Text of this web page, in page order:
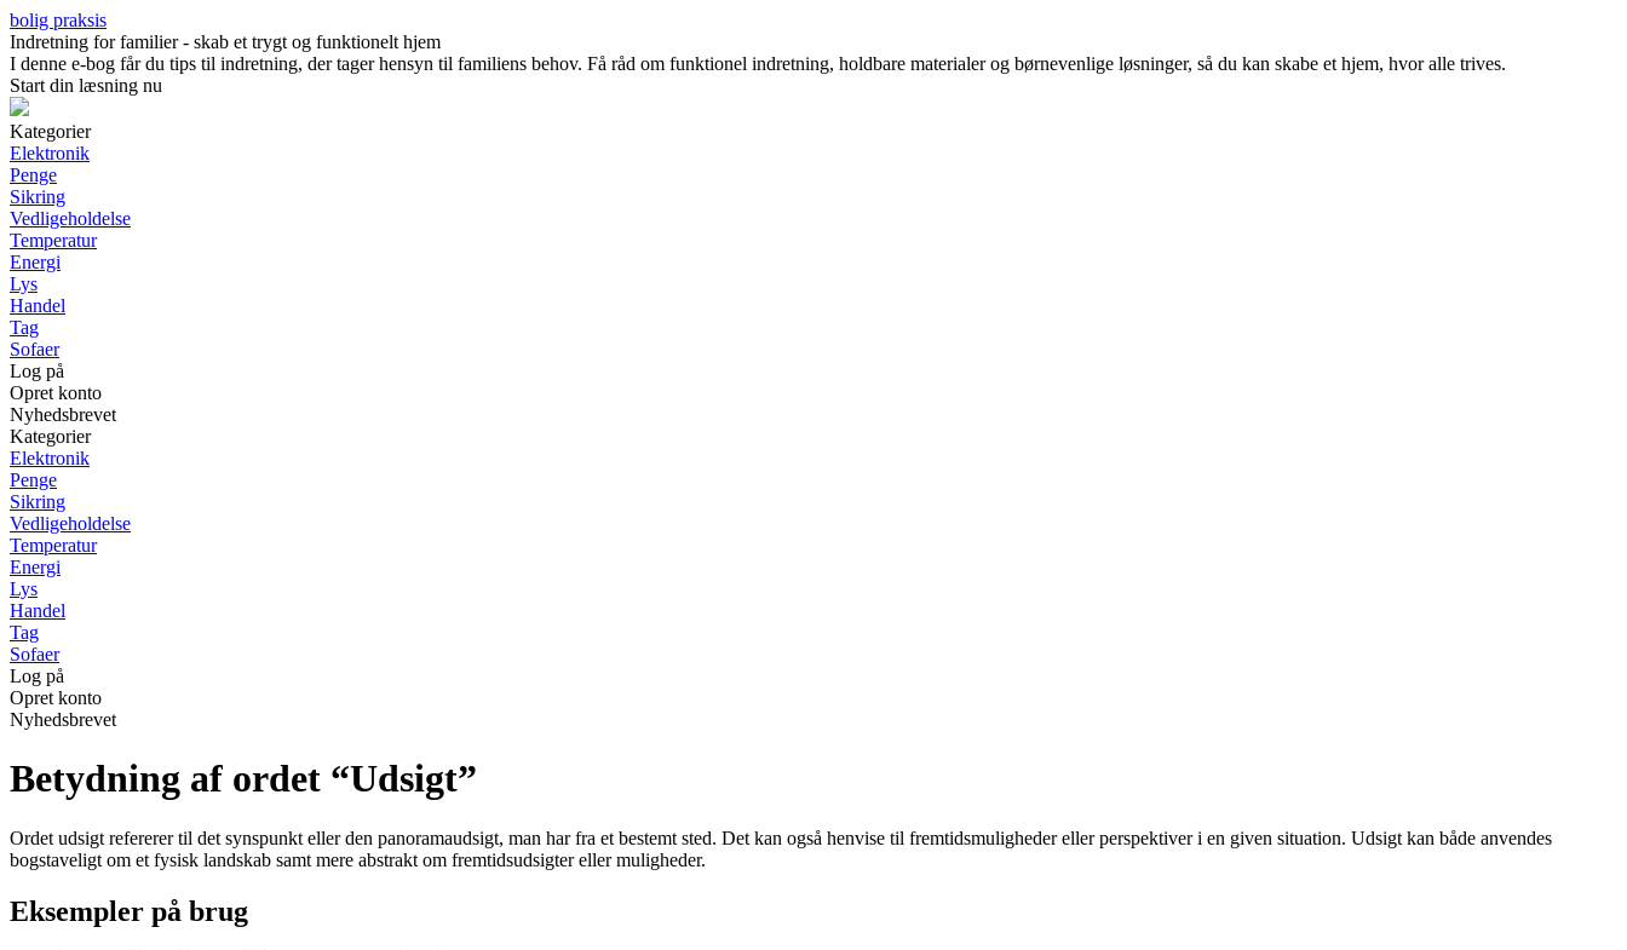
bolig praksis
Indretning for familier - skab et trygt og funktionelt hjem
I denne e-bog får du tips til indretning, der tager hensyn til familiens behov. Få råd om funktionel indretning, holdbare materialer og børnevenlige løsninger, så du kan skabe et hjem, hvor alle trives.
Start din læsning nu
Kategorier
Elektronik
Penge
Sikring
Vedligeholdelse
Temperatur
Energi
Lys
Handel
Tag
Sofaer
Log på
Opret konto
Nyhedsbrevet
Kategorier
Elektronik
Penge
Sikring
Vedligeholdelse
Temperatur
Energi
Lys
Handel
Tag
Sofaer
Log på
Opret konto
Nyhedsbrevet
Betydning af ordet “Udsigt”
Ordet udsigt refererer til det synspunkt eller den panoramaudsigt, man har fra et bestemt sted. Det kan også henvise til fremtidsmuligheder eller perspektiver i en given situation. Udsigt kan både anvendes
bogstaveligt om et fysisk landskab samt mere abstrakt om fremtidsudsigter eller muligheder.
Eksempler på brug